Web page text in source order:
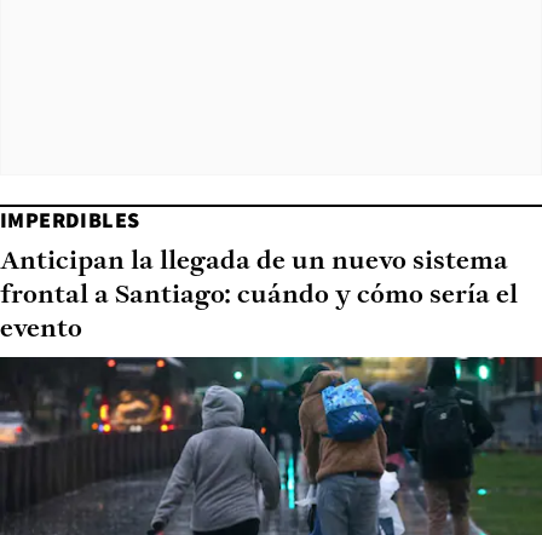
IMPERDIBLES
Anticipan la llegada de un nuevo sistema
frontal a Santiago: cuándo y cómo sería el
evento